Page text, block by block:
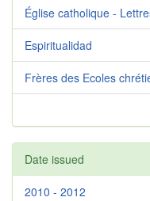
Église catholique -
Espiritualidad
Frères des Ecoles
Date issued
2010 - 2012